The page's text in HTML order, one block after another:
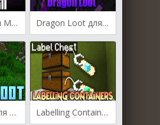
Loot Refill для Майнкрафт [1.21.1, 1.21, 1.20.4] Dragon Loot для Майнкрафт [1.21.1, 1.21, 1.20.1]
Better Loot для Майнкрафт [1.20.4, 1.20.3, 1.20.2] Labelling Containers для Майнкрафт [1.20.4, 1.20.2, 1.20.1]